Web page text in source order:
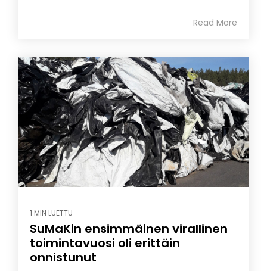
Read More
1 MIN LUETTU
SuMaKin ensimmäinen virallinen
toimintavuosi oli erittäin
onnistunut